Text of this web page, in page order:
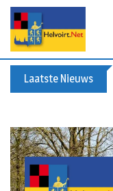
Laatste Nieuws